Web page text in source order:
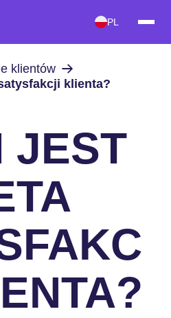
PL
klientów
klienta?
JEST